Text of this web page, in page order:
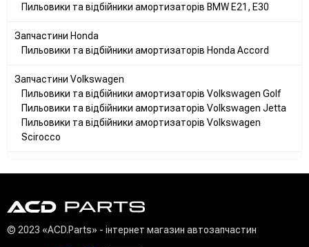
Пильовики та відбійники амортизаторів BMW E21, E30
Запчастини Honda
Пильовики та відбійники амортизаторів Honda Accord
Запчастини Volkswagen
Пильовики та відбійники амортизаторів Volkswagen Golf
Пильовики та відбійники амортизаторів Volkswagen Jetta
Пильовики та відбійники амортизаторів Volkswagen
Scirocco
© 2023 «ACD.Parts» - інтернет магазин автозапчастин